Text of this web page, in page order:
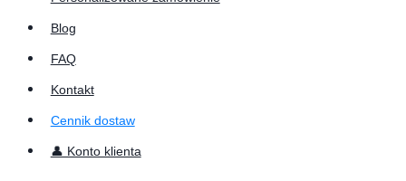
Blog
FAQ
Kontakt
Cennik dostaw
👤 Konto klienta